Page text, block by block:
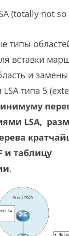
(totally not
типы
вставки
и замены
типа 5
LSA,
и таблицу
.